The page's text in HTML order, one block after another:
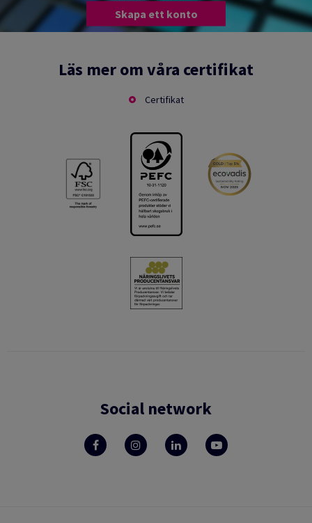
Skapa ett konto
Läs mer om våra certifikat
Certifikat
Social network